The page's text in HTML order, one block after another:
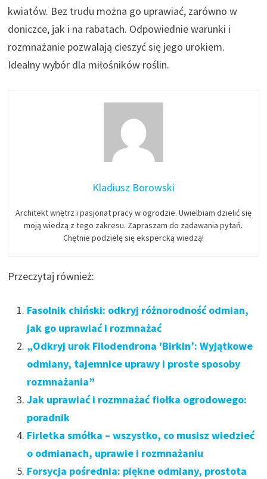
kwiatów. Bez trudu można go uprawiać, zarówno w
doniczce, jak i na rabatach. Odpowiednie warunki i
rozmnażanie pozwalają cieszyć się jego urokiem.
Idealny wybór dla miłośników roślin.
Kladiusz Borowski
Architekt wnętrz i pasjonat pracy w ogrodzie. Uwielbiam dzielić się
moją wiedzą z tego zakresu. Zapraszam do zadawania pytań.
Chętnie podzielę się ekspercką wiedzą!
Przeczytaj również:
Fasolnik chiński: odkryj różnorodność odmian,
jak go uprawiać i rozmnażać
„Odkryj urok Filodendrona 'Birkin’: Wyjątkowe
odmiany, tajemnice uprawy i proste sposoby
rozmnażania”
Jak uprawiać i rozmnażać fiołka ogrodowego:
poradnik
Firletka smółka – wszystko, co musisz wiedzieć
o odmianach, uprawie i rozmnażaniu
Forsycja pośrednia: piękne odmiany, prostota